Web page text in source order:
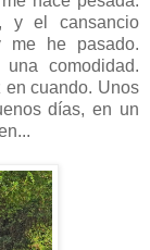
y el cansancio
me he pasado.
comodidad.
en cuando. Unos
días, en un